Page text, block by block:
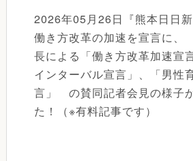
2026年05月26日『熊本日日
働き方改革の加速を宣言に
長による「働き方改革加速宣
インターバル宣言」、「男性
言」 の賛同記者会見の様子
た！（※有料記事です）